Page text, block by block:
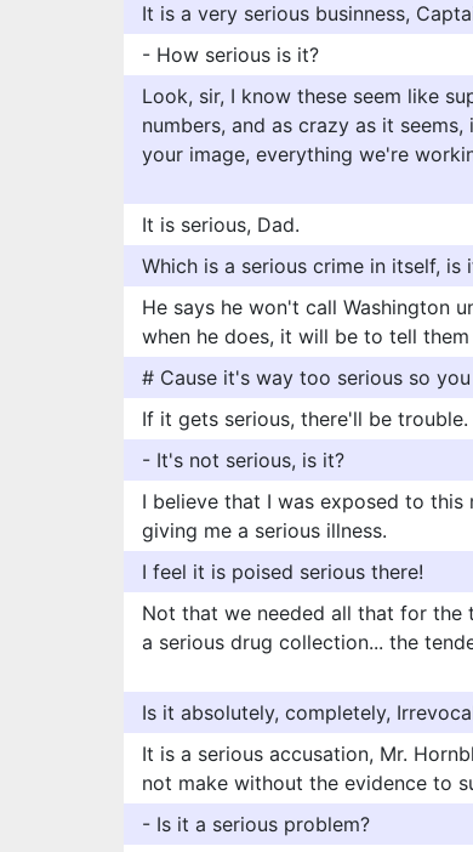
It is a very serious businness,
- How serious is it?
Look, sir, I know these seem like
numbers, and as crazy as it
your image, everything we're
It is serious, Dad.
Which is a serious crime in itself, is
He says he won't call Washington
when he does, it will be to tell
# Cause it's way too serious so
If it gets serious, there'll be trouble.
- It's not serious, is it?
I believe that I was exposed to
giving me a serious illness.
I feel it is poised serious there!
Not that we needed all that for
a serious drug collection... the
Is it absolutely, completely,
It is a serious accusation, Mr.
not make without the evidence to
- Is it a serious problem?